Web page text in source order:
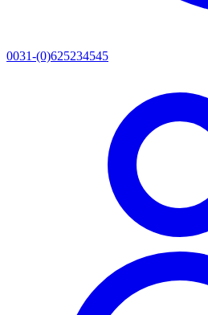
0031-(0)625234545